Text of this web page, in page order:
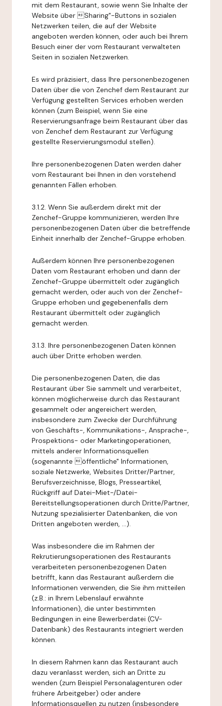
mit dem Restaurant, sowie wenn Sie Inhalte der
Website über Sharing"-Buttons in sozialen
Netzwerken teilen, die auf der Website
angeboten werden können, oder auch bei Ihrem
Besuch einer der vom Restaurant verwalteten
Seiten in sozialen Netzwerken.
Es wird präzisiert, dass Ihre personenbezogenen
Daten über die von Zenchef dem Restaurant zur
Verfügung gestellten Services erhoben werden
können (zum Beispiel, wenn Sie eine
Reservierungsanfrage beim Restaurant über das
von Zenchef dem Restaurant zur Verfügung
gestellte Reservierungsmodul stellen).
Ihre personenbezogenen Daten werden daher
vom Restaurant bei Ihnen in den vorstehend
genannten Fällen erhoben.
3.1.2. Wenn Sie außerdem direkt mit der
Zenchef-Gruppe kommunizieren, werden Ihre
personenbezogenen Daten über die betreffende
Einheit innerhalb der Zenchef-Gruppe erhoben.
Außerdem können Ihre personenbezogenen
Daten vom Restaurant erhoben und dann der
Zenchef-Gruppe übermittelt oder zugänglich
gemacht werden, oder auch von der Zenchef-
Gruppe erhoben und gegebenenfalls dem
Restaurant übermittelt oder zugänglich
gemacht werden.
3.1.3. Ihre personenbezogenen Daten können
auch über Dritte erhoben werden.
Die personenbezogenen Daten, die das
Restaurant über Sie sammelt und verarbeitet,
können möglicherweise durch das Restaurant
gesammelt oder angereichert werden,
insbesondere zum Zwecke der Durchführung
von Geschäfts-, Kommunikations-, Ansprache-,
Prospektions- oder Marketingoperationen,
mittels anderer Informationsquellen
(sogenannte öffentliche" Informationen,
soziale Netzwerke, Websites Dritter/Partner,
Berufsverzeichnisse, Blogs, Presseartikel,
Rückgriff auf Datei-Miet-/Datei-
Bereitstellungsoperationen durch Dritte/Partner,
Nutzung spezialisierter Datenbanken, die von
Dritten angeboten werden, ...).
Was insbesondere die im Rahmen der
Rekrutierungsoperationen des Restaurants
verarbeiteten personenbezogenen Daten
betrifft, kann das Restaurant außerdem die
Informationen verwenden, die Sie ihm mitteilen
(z.B.: in Ihrem Lebenslauf erwähnte
Informationen), die unter bestimmten
Bedingungen in eine Bewerberdatei (CV-
Datenbank) des Restaurants integriert werden
können.
In diesem Rahmen kann das Restaurant auch
dazu veranlasst werden, sich an Dritte zu
wenden (zum Beispiel Personalagenturen oder
frühere Arbeitgeber) oder andere
Informationsquellen zu nutzen (insbesondere